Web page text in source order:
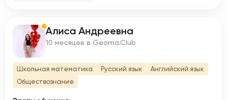
А Алиса Андреевна
10 месяцев в Geoma.Club
Школьная математика Русский язык
Английский язык
Обществознание